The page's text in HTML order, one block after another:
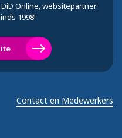
Online, websitepartner
1998!
Contact en Medewerkers